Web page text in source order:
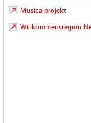
Musicalprojekt
Willkommensregion